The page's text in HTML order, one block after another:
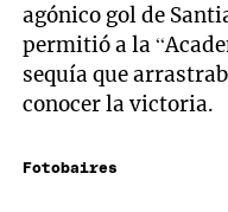
agónico gol de
permitió a la
sequía que
conocer la victoria.
Fotobaires